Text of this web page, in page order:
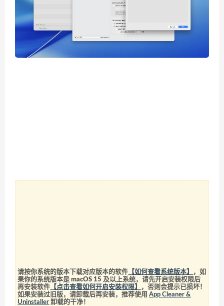
请按你系统的版本下载对应版本的软件 【如何查看系统版本】
，如
果你的系统版本是 macOS 15 及以上系统，请先开启安装权限后
再安装软件 【点击查看如何开启安装权限】
，否则会提示已损坏！
如果安装过旧版，请卸载后再安装，推荐使用App Cleaner &
Uninstaller 卸载的干净！